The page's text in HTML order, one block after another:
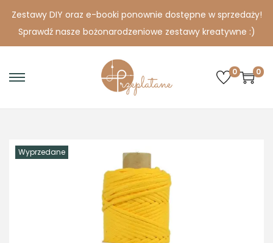
Zestawy DIY oraz e-booki ponownie dostępne w sprzedaży!
Sprawdź nasze bożonarodzeniowe zestawy kreatywne :)
S
t
o
n
a
v
i
S
t
o
c
o
n
t
0 0
Wyprzedane